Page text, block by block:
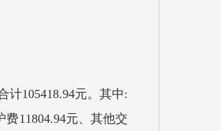
105418.94元。其中:
11804.94元、其他交